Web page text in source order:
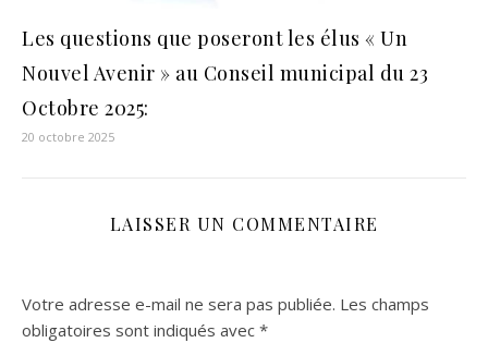
Les questions que poseront les élus « Un
Nouvel Avenir » au Conseil municipal du 23
Octobre 2025:
20 octobre 2025
LAISSER UN COMMENTAIRE
Votre adresse e-mail ne sera pas publiée. Les champs
obligatoires sont indiqués avec *